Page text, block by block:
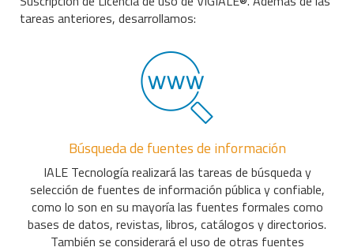
tareas anteriores, desarrollamos:
Búsqueda de fuentes de información
IALE Tecnología realizará las tareas de búsqueda y
selección de fuentes de información pública y confiable,
como lo son en su mayoría las fuentes formales como
bases de datos, revistas, libros, catálogos y directorios.
También se considerará el uso de otras fuentes